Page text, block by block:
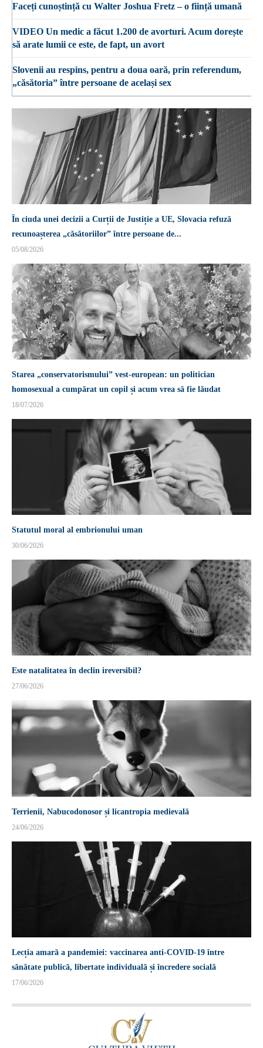
În ciuda unei decizii a Curții de Justiție a UE, Slovacia refuză
recunoașterea „căsătoriilor” între persoane de...
05/08/2026
Starea „conservatorismului” vest-european: un politician
homosexual a cumpărat un copil și acum vrea să fie lăudat
18/07/2026
Statutul moral al embrionului uman
30/06/2026
Este natalitatea în declin ireversibil?
27/06/2026
Terrienii, Nabucodonosor și licantropia medievală
24/06/2026
Lecția amară a pandemiei: vaccinarea anti-COVID-19 între
sănătate publică, libertate individuală și încredere socială
17/06/2026
Faceți cunoștință cu Walter Joshua Fretz – o ființă umană
VIDEO Un medic a făcut 1.200 de avorturi. Acum dorește
să arate lumii ce este, de fapt, un avort
Slovenii au respins, pentru a doua oară, prin referendum,
„căsătoria” între persoane de același sex